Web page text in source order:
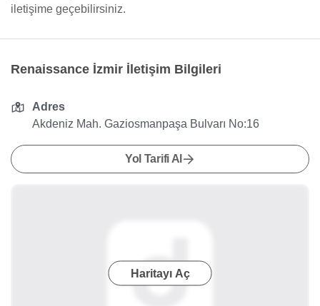
iletişime geçebilirsiniz.
Renaissance İzmir İletişim Bilgileri
Adres
Akdeniz Mah. Gaziosmanpaşa Bulvarı No:16
Yol Tarifi Al
Haritayı Aç